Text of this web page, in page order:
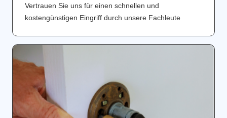
Vertrauen Sie uns für einen schnellen und
kostengünstigen Eingriff durch unsere Fachleute